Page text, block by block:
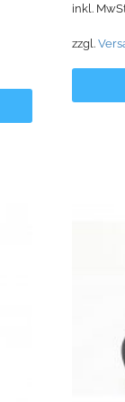
war:
82,20
inkl.
zzgl.